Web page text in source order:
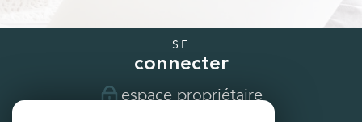
SE
connecter
espace propriétaire